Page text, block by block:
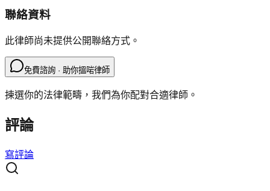
聯絡資料
此律師尚未提供公開聯絡方式。
免費諮詢 · 助你搵啱律師
揀選你的法律範疇，我們為你配對合適律師。
評論
寫評論